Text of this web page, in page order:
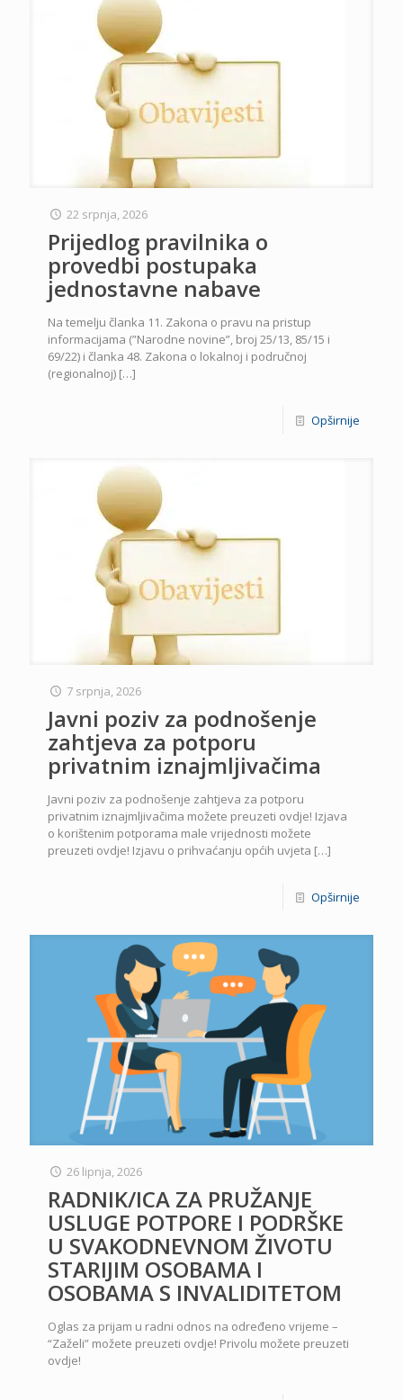
22 srpnja, 2026
Prijedlog pravilnika o
provedbi postupaka
jednostavne nabave
Na temelju članka 11. Zakona o pravu na pristup
informacijama (”Narodne novine”, broj 25/13, 85/15 i
69/22) i članka 48. Zakona o lokalnoj i područnoj
(regionalnoj) […]
Opširnije
7 srpnja, 2026
Javni poziv za podnošenje
zahtjeva za potporu
privatnim iznajmljivačima
Javni poziv za podnošenje zahtjeva za potporu
privatnim iznajmljivačima možete preuzeti ovdje! Izjava
o korištenim potporama male vrijednosti možete
preuzeti ovdje! Izjavu o prihvaćanju općih uvjeta […]
Opširnije
26 lipnja, 2026
RADNIK/ICA ZA PRUŽANJE
USLUGE POTPORE I PODRŠKE
U SVAKODNEVNOM ŽIVOTU
STARIJIM OSOBAMA I
OSOBAMA S INVALIDITETOM
Oglas za prijam u radni odnos na određeno vrijeme –
“Zaželi” možete preuzeti ovdje! Privolu možete preuzeti
ovdje!